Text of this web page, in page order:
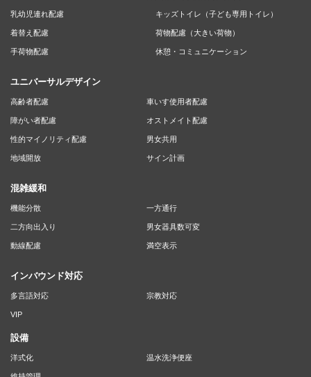
乳幼児連れ配慮 キッズトイレ（子ども専用トイレ）
着替え配慮 荷物配慮（大きい荷物）
手荷物配慮 休憩・コミュニケーション
ユニバーサルデザイン
高齢者配慮 車いす使用者配慮
障がい者配慮 オストメイト配慮
性的マイノリティ配慮 男女共用
地域開放 サイン計画
混雑緩和
機能分散 一方通行
二方向出入り 男女器具数可変
動線配慮 満空表示
インバウンド対応
多言語対応 宗教対応
VIP
設備
洋式化 温水洗浄便座